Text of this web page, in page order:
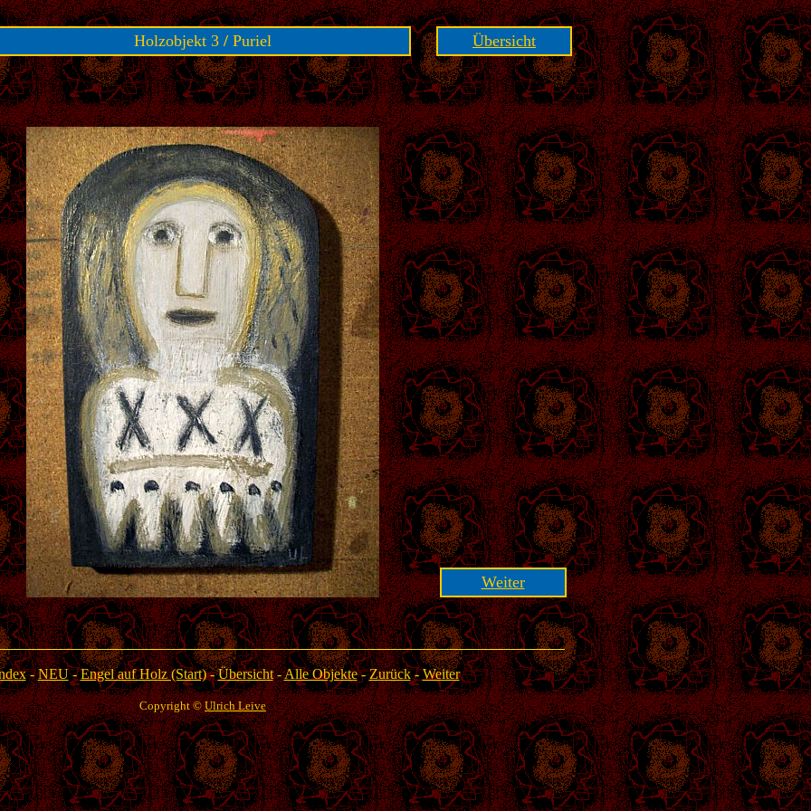
Holzobjekt 3 / Puriel Übersicht
Weiter
-NEU-Engel auf Holz (Start)-Übersicht-Alle Objekte-Zurück-Weiter
Copyright ©Ulrich Leive